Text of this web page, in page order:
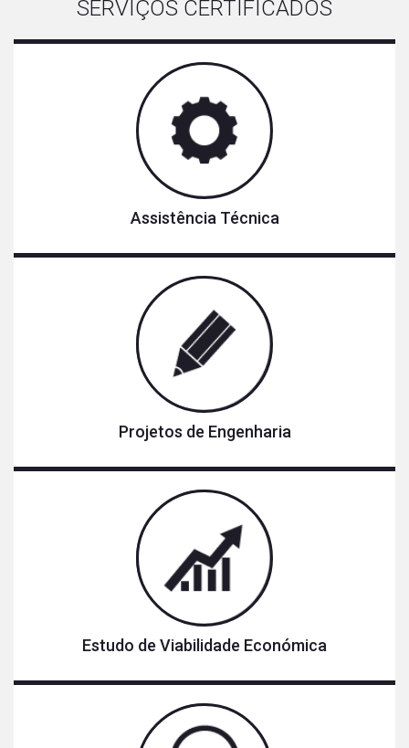
SERVIÇOS CERTIFICADOS
Assistência Técnica
Projetos de Engenharia
Estudo de Viabilidade Económica